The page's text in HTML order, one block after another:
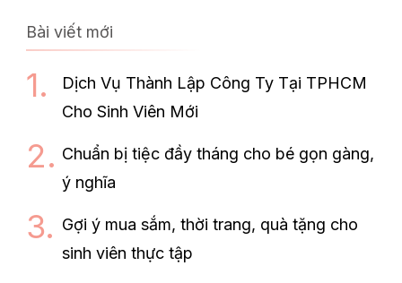
Bài viết mới
Dịch Vụ Thành Lập Công Ty Tại TPHCM
Cho Sinh Viên Mới
Chuẩn bị tiệc đầy tháng cho bé gọn gàng,
ý nghĩa
Gợi ý mua sắm, thời trang, quà tặng cho
sinh viên thực tập